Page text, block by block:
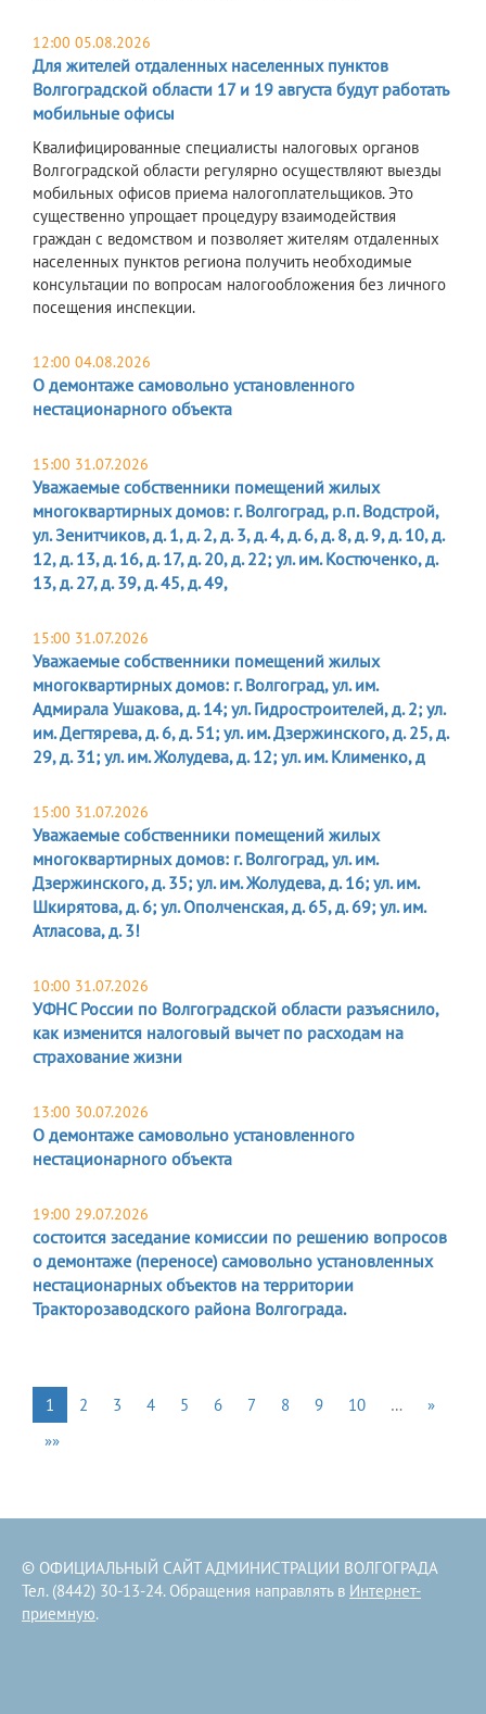
12:00 05.08.2026
Для жителей отдаленных населенных пунктов
Волгоградской области 17 и 19 августа будут работать
мобильные офисы
Квалифицированные специалисты налоговых органов
Волгоградской области регулярно осуществляют выезды
мобильных офисов приема налогоплательщиков. Это
существенно упрощает процедуру взаимодействия
граждан с ведомством и позволяет жителям отдаленных
населенных пунктов региона получить необходимые
консультации по вопросам налогообложения без личного
посещения инспекции.
12:00 04.08.2026
О демонтаже самовольно установленного
нестационарного объекта
15:00 31.07.2026
Уважаемые собственники помещений жилых
многоквартирных домов: г. Волгоград, р.п. Водстрой,
ул. Зенитчиков, д. 1, д. 2, д. 3, д. 4, д. 6, д. 8, д. 9, д. 10, д.
12, д. 13, д. 16, д. 17, д. 20, д. 22; ул. им. Костюченко, д.
13, д. 27, д. 39, д. 45, д. 49,
15:00 31.07.2026
Уважаемые собственники помещений жилых
многоквартирных домов: г. Волгоград, ул. им.
Адмирала Ушакова, д. 14; ул. Гидростроителей, д. 2; ул.
им. Дегтярева, д. 6, д. 51; ул. им. Дзержинского, д. 25, д.
29, д. 31; ул. им. Жолудева, д. 12; ул. им. Клименко, д
15:00 31.07.2026
Уважаемые собственники помещений жилых
многоквартирных домов: г. Волгоград, ул. им.
Дзержинского, д. 35; ул. им. Жолудева, д. 16; ул. им.
Шкирятова, д. 6; ул. Ополченская, д. 65, д. 69; ул. им.
Атласова, д. 3!
10:00 31.07.2026
УФНС России по Волгоградской области разъяснило,
как изменится налоговый вычет по расходам на
страхование жизни
13:00 30.07.2026
О демонтаже самовольно установленного
нестационарного объекта
19:00 29.07.2026
состоится заседание комиссии по решению вопросов
о демонтаже (переносе) самовольно установленных
нестационарных объектов на территории
Тракторозаводского района Волгограда.
1 2 3 4 5 6 7 8 9 10 …
»
»»
© ОФИЦИАЛЬНЫЙ САЙТ АДМИНИСТРАЦИИ ВОЛГОГРАДА
Тел. (8442) 30-13-24. Обращения направлять в Интернет-
приемную.